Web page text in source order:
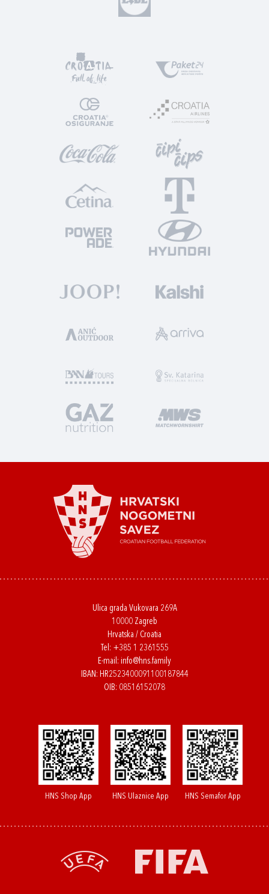
Ulica grada Vukovara 269A
10000 Zagreb
Hrvatska / Croatia
Tel: +385 1 2361555
E-mail: info@hns.family
IBAN: HR2523400091100187844
OIB: 08516152078
HNS Shop App HNS Ulaznice App HNS Semafor App